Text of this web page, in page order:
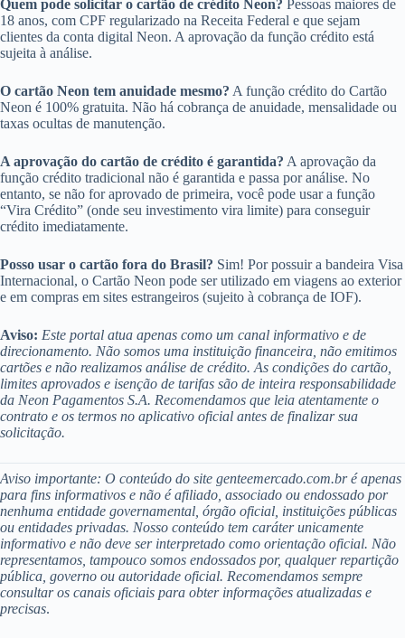
Quem pode solicitar o cartão de crédito Neon? Pessoas maiores de
18 anos, com CPF regularizado na Receita Federal e que sejam
clientes da conta digital Neon. A aprovação da função crédito está
sujeita à análise.
O cartão Neon tem anuidade mesmo? A função crédito do Cartão
Neon é 100% gratuita. Não há cobrança de anuidade, mensalidade ou
taxas ocultas de manutenção.
A aprovação do cartão de crédito é garantida? A aprovação da
função crédito tradicional não é garantida e passa por análise. No
entanto, se não for aprovado de primeira, você pode usar a função
“Vira Crédito” (onde seu investimento vira limite) para conseguir
crédito imediatamente.
Posso usar o cartão fora do Brasil? Sim! Por possuir a bandeira Visa
Internacional, o Cartão Neon pode ser utilizado em viagens ao exterior
e em compras em sites estrangeiros (sujeito à cobrança de IOF).
Aviso: Este portal atua apenas como um canal informativo e de
direcionamento. Não somos uma instituição financeira, não emitimos
cartões e não realizamos análise de crédito. As condições do cartão,
limites aprovados e isenção de tarifas são de inteira responsabilidade
da Neon Pagamentos S.A. Recomendamos que leia atentamente o
contrato e os termos no aplicativo oficial antes de finalizar sua
solicitação.
Aviso importante: O conteúdo do site genteemercado.com.br é apenas
para fins informativos e não é afiliado, associado ou endossado por
nenhuma entidade governamental, órgão oficial, instituições públicas
ou entidades privadas. Nosso conteúdo tem caráter unicamente
informativo e não deve ser interpretado como orientação oficial. Não
representamos, tampouco somos endossados por, qualquer repartição
pública, governo ou autoridade oficial. Recomendamos sempre
consultar os canais oficiais para obter informações atualizadas e
precisas.